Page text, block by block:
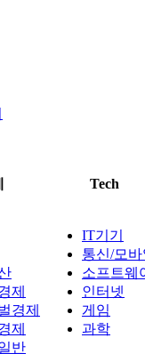
Tech
제
경제
제
반
IT기기
통신/모
소프트웨
인터넷
게임
과학